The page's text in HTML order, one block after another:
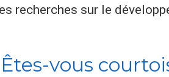
recherches sur le
vous